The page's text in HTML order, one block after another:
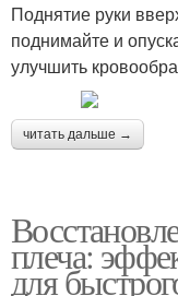
Поднятие руки
поднимайте и
улучшить
читать дальше →
плеча:
для